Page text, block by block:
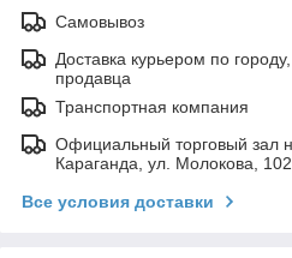
Самовывоз
Доставка курьером по
продавца
Транспортная компания
Официальный торговый зал
Караганда, ул. Молокова,
Все условия доставки